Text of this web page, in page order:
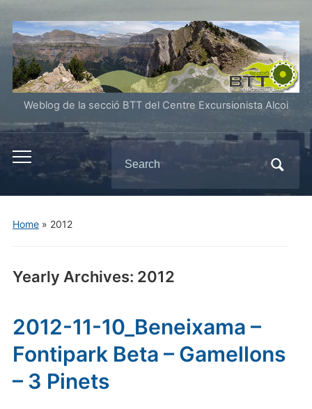
Weblog de la secció BTT del Centre Excursionista Alcoi
Toggle
mobile
menu
for:
Home» 2012
Yearly Archives: 2012
2012-11-10_Beneixama –
Fontipark Beta – Gamellons
– 3 Pinets